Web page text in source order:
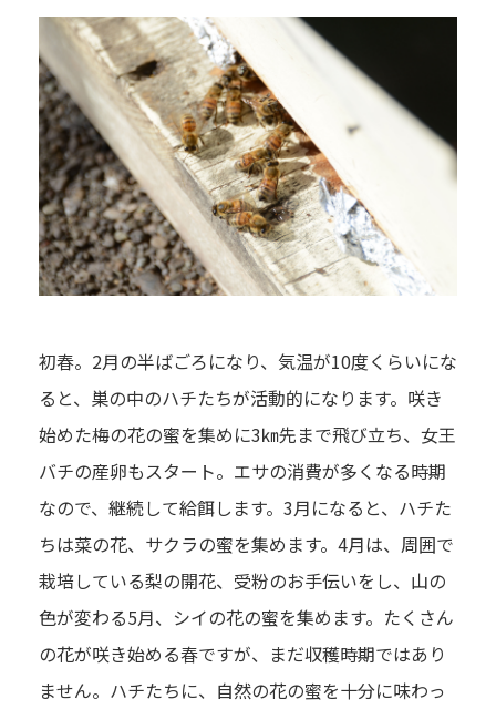
初春。2月の半ばごろになり、気温が10度くらいにな
ると、巣の中のハチたちが活動的になります。咲き
始めた梅の花の蜜を集めに3㎞先まで飛び立ち、女王
バチの産卵もスタート。エサの消費が多くなる時期
なので、継続して給餌します。3月になると、ハチた
ちは菜の花、サクラの蜜を集めます。4月は、周囲で
栽培している梨の開花、受粉のお手伝いをし、山の
色が変わる5月、シイの花の蜜を集めます。たくさん
の花が咲き始める春ですが、まだ収穫時期ではあり
ません。ハチたちに、自然の花の蜜を十分に味わっ